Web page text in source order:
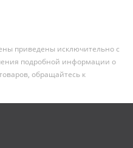
приведены исключительно с
подробной информации о
обращайтесь к